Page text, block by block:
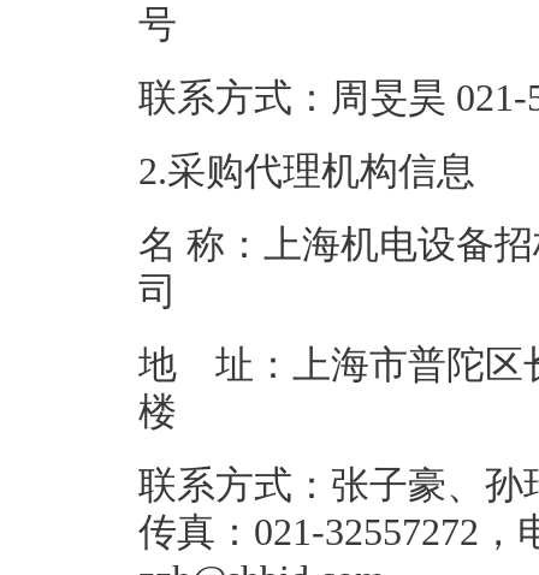
号
联系方式：周旻
2.采购代理机构信息
名 称：上海机电设备
地 址：上海市普陀区
联系方式：张子豪、孙
传真：021-32557272，